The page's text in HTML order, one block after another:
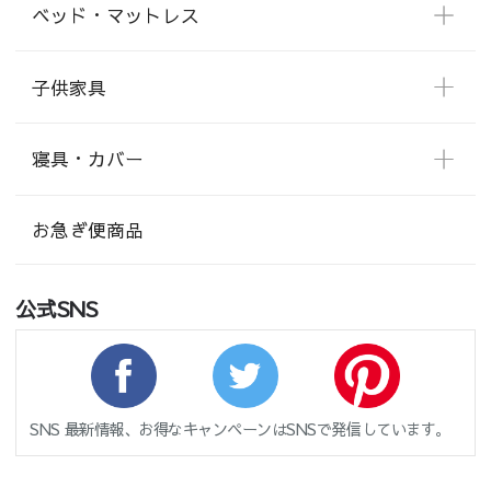
ベッド・マットレス
子供家具
寝具・カバー
お急ぎ便商品
公式SNS
SNS 最新情報、お得なキャンペーンはSNSで発信しています。